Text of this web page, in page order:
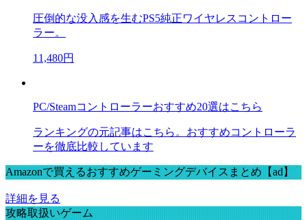
圧倒的な没入感を生むPS5純正ワイヤレスコントロー
ラー。
11,480円
PC/Steamコントローラーおすすめ20選はこちら
ランキングの元記事はこちら。おすすめコントローラ
ーを徹底比較しています
Amazonで買えるおすすめゲーミングデバイスまとめ【ad】
詳細を見る
攻略取扱いゲーム